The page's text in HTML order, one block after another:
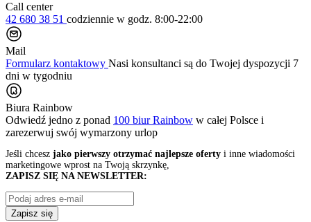
Call center
42 680 38 51 codziennie w godz. 8:00-22:00
Mail
Formularz kontaktowy Nasi konsultanci są do Twojej dyspozycji 7
dni w tygodniu
Biura Rainbow
Odwiedź jedno z ponad 100 biur Rainbow w całej Polsce i
zarezerwuj swój wymarzony urlop
Jeśli chcesz jako pierwszy otrzymać najlepsze oferty i inne wiadomości
marketingowe wprost na Twoją skrzynkę,
ZAPISZ SIĘ NA NEWSLETTER:
Zapisz się